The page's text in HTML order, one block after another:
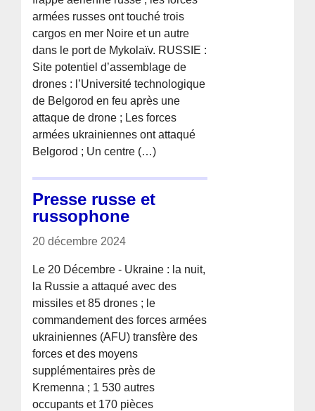
armées russes ont touché trois
cargos en mer Noire et un autre
dans le port de Mykolaïv. RUSSIE :
Site potentiel d’assemblage de
drones : l’Université technologique
de Belgorod en feu après une
attaque de drone ; Les forces
armées ukrainiennes ont attaqué
Belgorod ; Un centre (…)
Presse russe et
russophone
20 décembre 2024
Le 20 Décembre - Ukraine : la nuit,
la Russie a attaqué avec des
missiles et 85 drones ; le
commandement des forces armées
ukrainiennes (AFU) transfère des
forces et des moyens
supplémentaires près de
Kremenna ; 1 530 autres
occupants et 170 pièces